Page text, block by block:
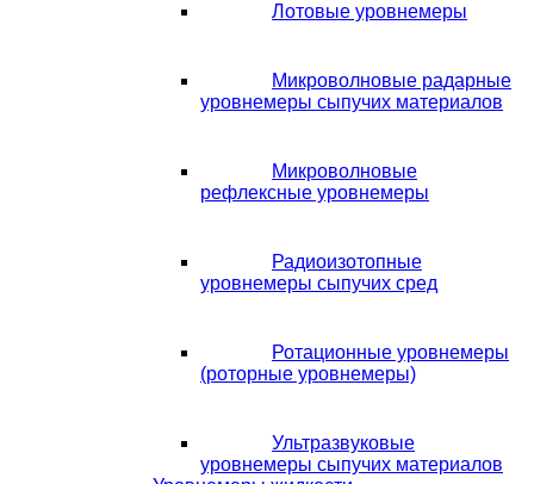
Лотовые уровнемеры
Микроволновые радарные
уровнемеры сыпучих материалов
Микроволновые
рефлексные уровнемеры
Радиоизотопные
уровнемеры сыпучих сред
Ротационные уровнемеры
(роторные уровнемеры)
Ультразвуковые
уровнемеры сыпучих материалов